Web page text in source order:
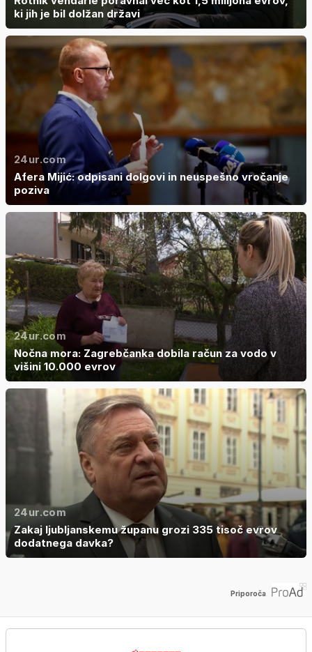
ki jih je bil dolžan državi
24ur.com
Afera Mijić: odpisani dolgovi in neuspešno vročanje
poziva
24ur.com
Nočna mora: Zagrebčanka dobila račun za vodo v
višini 10.000 evrov
24ur.com
Zakaj ljubljanskemu županu grozi 335 tisoč evrov
dodatnega davka?
Priporoča